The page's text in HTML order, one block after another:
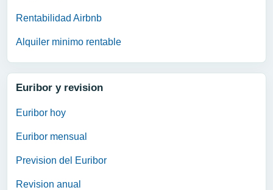
Rentabilidad Airbnb
Alquiler minimo rentable
Euribor y revision
Euribor hoy
Euribor mensual
Prevision del Euribor
Revision anual